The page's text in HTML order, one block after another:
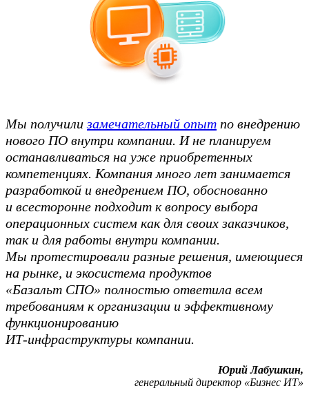
Мы получилизамечательный опыт по внедрению
нового ПО внутри компании. И не планируем
останавливаться на уже приобретенных
компетенциях. Компания много лет занимается
разработкой и внедрением ПО, обоснованно
и всесторонне подходит к вопросу выбора
операционных систем как для своих заказчиков,
так и для работы внутри компании.
Мы протестировали разные решения, имеющиеся
на рынке, и экосистема продуктов
«Базальт СПО» полностью ответила всем
требованиям к организации и эффективному
функционированию
ИТ-инфраструктуры компании.
Юрий Лабушкин,
генеральный директор «Бизнес ИТ»